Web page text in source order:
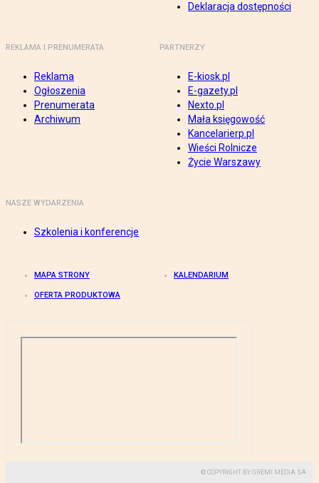
Deklaracja dostępności
REKLAMA I PRENUMERATA
Reklama
Ogłoszenia
Prenumerata
Archiwum
PARTNERZY
E-kiosk.pl
E-gazety.pl
Nexto.pl
Mała księgowość
Kancelarierp.pl
Wieści Rolnicze
Życie Warszawy
NASZE WYDARZENIA
Szkolenia i konferencje
MAPA STRONY KALENDARIUM
OFERTA PRODUKTOWA
© COPYRIGHT BY GREMI MEDIA SA